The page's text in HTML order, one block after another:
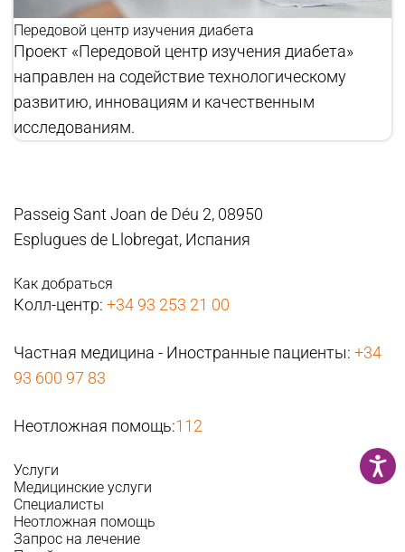
Передовой центр изучения диабета
Проект «Передовой центр изучения диабета»
направлен на содействие технологическому
развитию, инновациям и качественным
исследованиям.
Passeig Sant Joan de Déu 2, 08950
Esplugues de Llobregat, Испания
Как добраться
Колл-центр: +34 93 253 21 00
Частная медицина - Иностранные пациенты: +34
93 600 97 83
Неотложная помощь:112
Услуги
Медицинские услуги
Специалисты
Неотложная помощь
Запрос на лечение